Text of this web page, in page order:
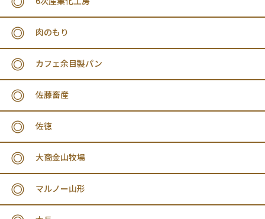
肉のもり
カフェ余目製パン
佐藤畜産
佐徳
大商金山牧場
マルノー山形